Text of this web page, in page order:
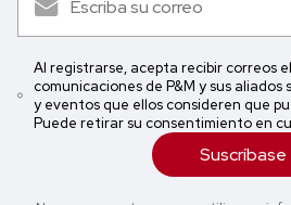
Al registrarse, acepta recibir correos
comunicaciones de P&M y sus aliados
y eventos que ellos consideren que
Puede retirar su consentimiento en
Suscríbase